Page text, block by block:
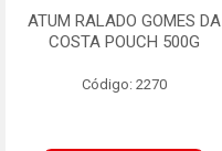
ATUM RALADO GOMES DA
COSTA POUCH 500G
Código: 2270